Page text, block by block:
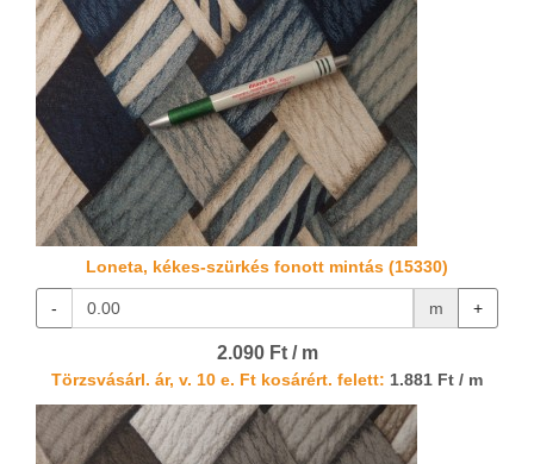
Loneta, kékes-szürkés fonott mintás (15330)
- m +
2.090 Ft / m
Törzsvásárl. ár, v. 10 e. Ft kosárért. felett: 1.881 Ft / m